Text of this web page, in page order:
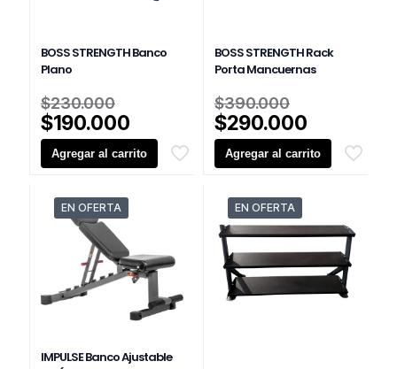
BOSS STRENGTH Banco
Plano
$230.000
precio
original
era:
$190.000
precio
actual
Agregar al carrito
BOSS STRENGTH Rack
Porta Mancuernas
$390.000
precio
original
era:
$290.000
precio
actual
Agregar al carrito
EN OFERTA
IMPULSE Banco Ajustable
EN OFERTA